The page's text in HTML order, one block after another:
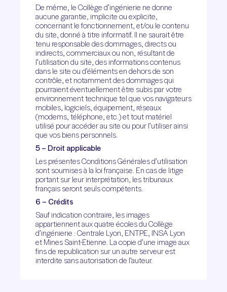
De même, le Collège d’ingénierie ne donne
aucune garantie, implicite ou explicite,
concernant le fonctionnement, et/ou le contenu
du site, donné à titre informatif. Il ne saurait être
tenu responsable des dommages, directs ou
indirects, commerciaux ou non, résultant de
l’utilisation du site, des informations contenus
dans le site ou d’éléments en dehors de son
contrôle, et notamment des dommages qui
pourraient éventuellement être subis par votre
environnement technique tel que vos navigateurs
mobiles, logiciels, équipement, réseaux
(modems, téléphone, etc.) et tout matériel
utilisé pour accéder au site ou pour l’utiliser ainsi
que vos biens personnels.
5 – Droit applicable
Les présentes Conditions Générales d’utilisation
sont soumises à la loi française. En cas de litige
portant sur leur interprétation, les tribunaux
français seront seuls compétents.
6 – Crédits
Sauf indication contraire, les images
appartiennent aux quatre écoles du Collège
d’ingénierie : Centrale Lyon, ENTPE, INSA Lyon
et Mines Saint-Etienne. La copie d’une image aux
fins de republication sur un autre serveur est
interdite sans autorisation de l’auteur.